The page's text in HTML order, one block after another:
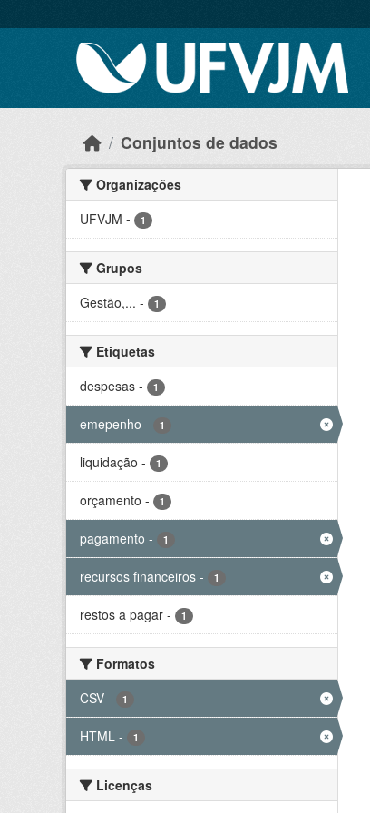
Conjuntos de dados
Organizações
UFVJM - 1
Grupos
Gestão,... - 1
Etiquetas
despesas - 1
emepenho - 1
liquidação - 1
orçamento - 1
pagamento - 1
recursos financeiros - 1
restos a pagar - 1
Formatos
CSV - 1
HTML - 1
Licenças